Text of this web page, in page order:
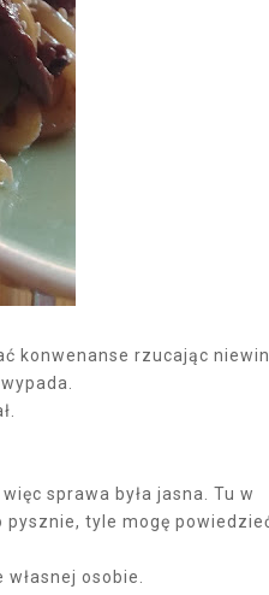
konwenanse rzucając
sprawa była jasna. Tu w
pysznie, tyle mogę
osobie.